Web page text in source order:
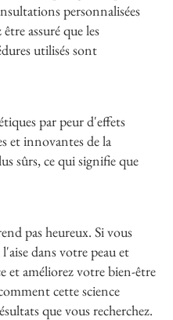
personnalisées
assuré que les
utilisés sont
par peur d'effets
et innovantes de la
sûrs, ce qui signifie que
pas heureux. Si vous
dans votre peau et
et améliorez votre bien-être
cette science
que vous recherchez.